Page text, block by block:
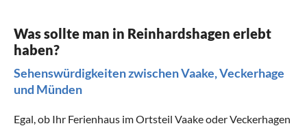
Was sollte man in Reinhardshagen erlebt
haben?
Sehenswürdigkeiten zwischen Vaake, Veckerhage
und Münden
Egal, ob Ihr Ferienhaus im Ortsteil Vaake oder Veckerhagen